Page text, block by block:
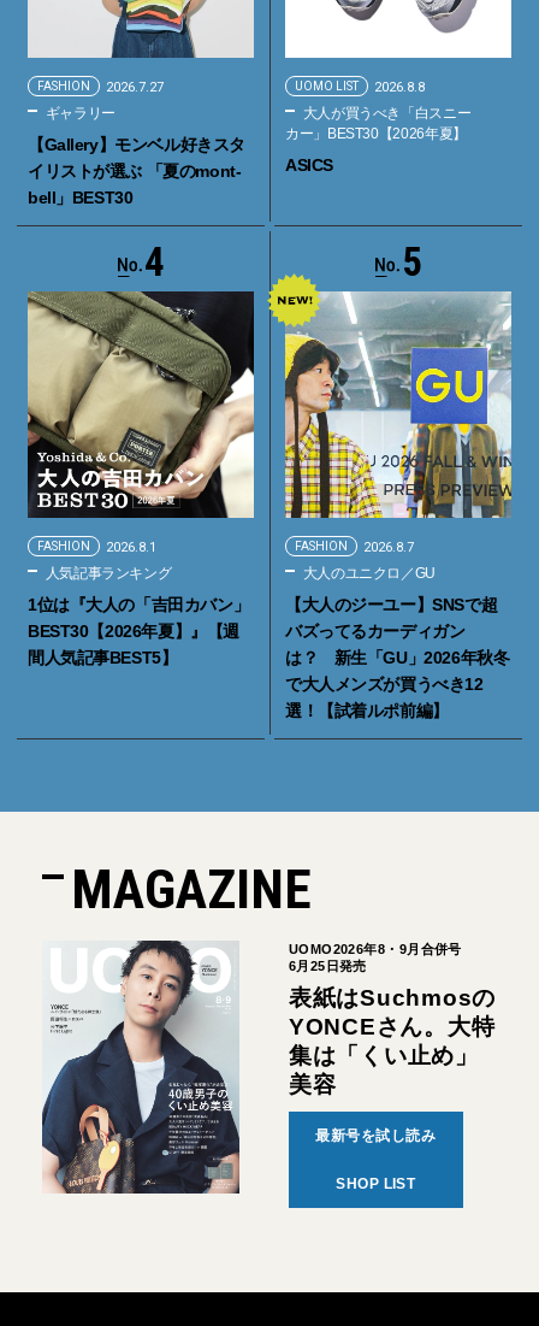
FASHION 2026.7.27
ギャラリー
【Gallery】モンベル好きスタ
イリストが選ぶ 「夏のmont-
bell」BEST30
UOMO LIST 2026.8.8
大人が買うべき「白スニー
カー」BEST30【2026年夏】
ASICS
4
FASHION 2026.8.1
人気記事ランキング
1位は『大人の「吉田カバン」
BEST30【2026年夏】』【週
間人気記事BEST5】
5
FASHION 2026.8.7
大人のユニクロ／GU
【大人のジーユー】SNSで超
バズってるカーディガン
は？ 新生「GU」2026年秋冬
で大人メンズが買うべき12
選！【試着ルポ前編】
MAGAZINE
UOMO2026年8・9月合併号
6月25日発売
表紙はSuchmosの
YONCEさん。大特
集は「くい止め」
美容
最新号を試し読み
SHOP LIST